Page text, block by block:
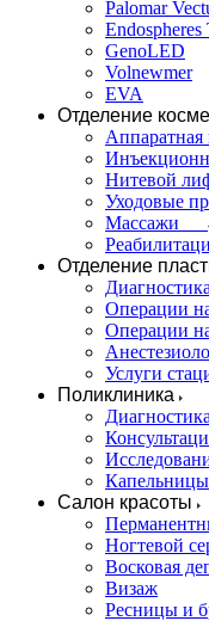
Palomar
Endospheres
GenoLED
Volnewmer
EVA
Отделение
Аппаратная
Нитевой
Уходовые
Массажи
Отделение
Операции
Операции
Услуги
Поликлиника
Капельницы
Салон красоты
Ногтевой
Восковая
Визаж
Ресницы и